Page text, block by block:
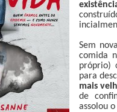
Sem
comida
próprio)
para
mais
de
assolou